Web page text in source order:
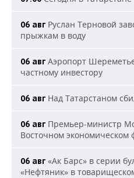
06 авг Руслан Терновой
прыжкам в воду
06 авг Аэропорт
частному инвестору
06 авг Над Татарстаном
06 авг Премьер-министр
Восточном экономическом
06 авг «Ак Барс» в серии
«Нефтяник» в